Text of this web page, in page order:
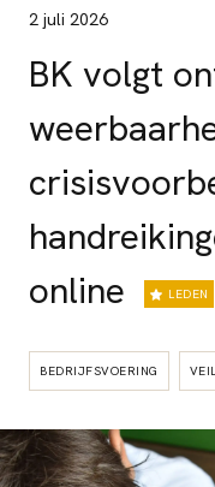
2 juli 2026
BK volgt
online
LEDEN
BEDRIJFSVOERING